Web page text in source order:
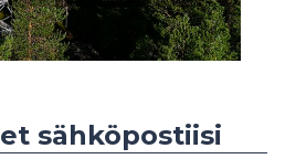
sähköpostiisi